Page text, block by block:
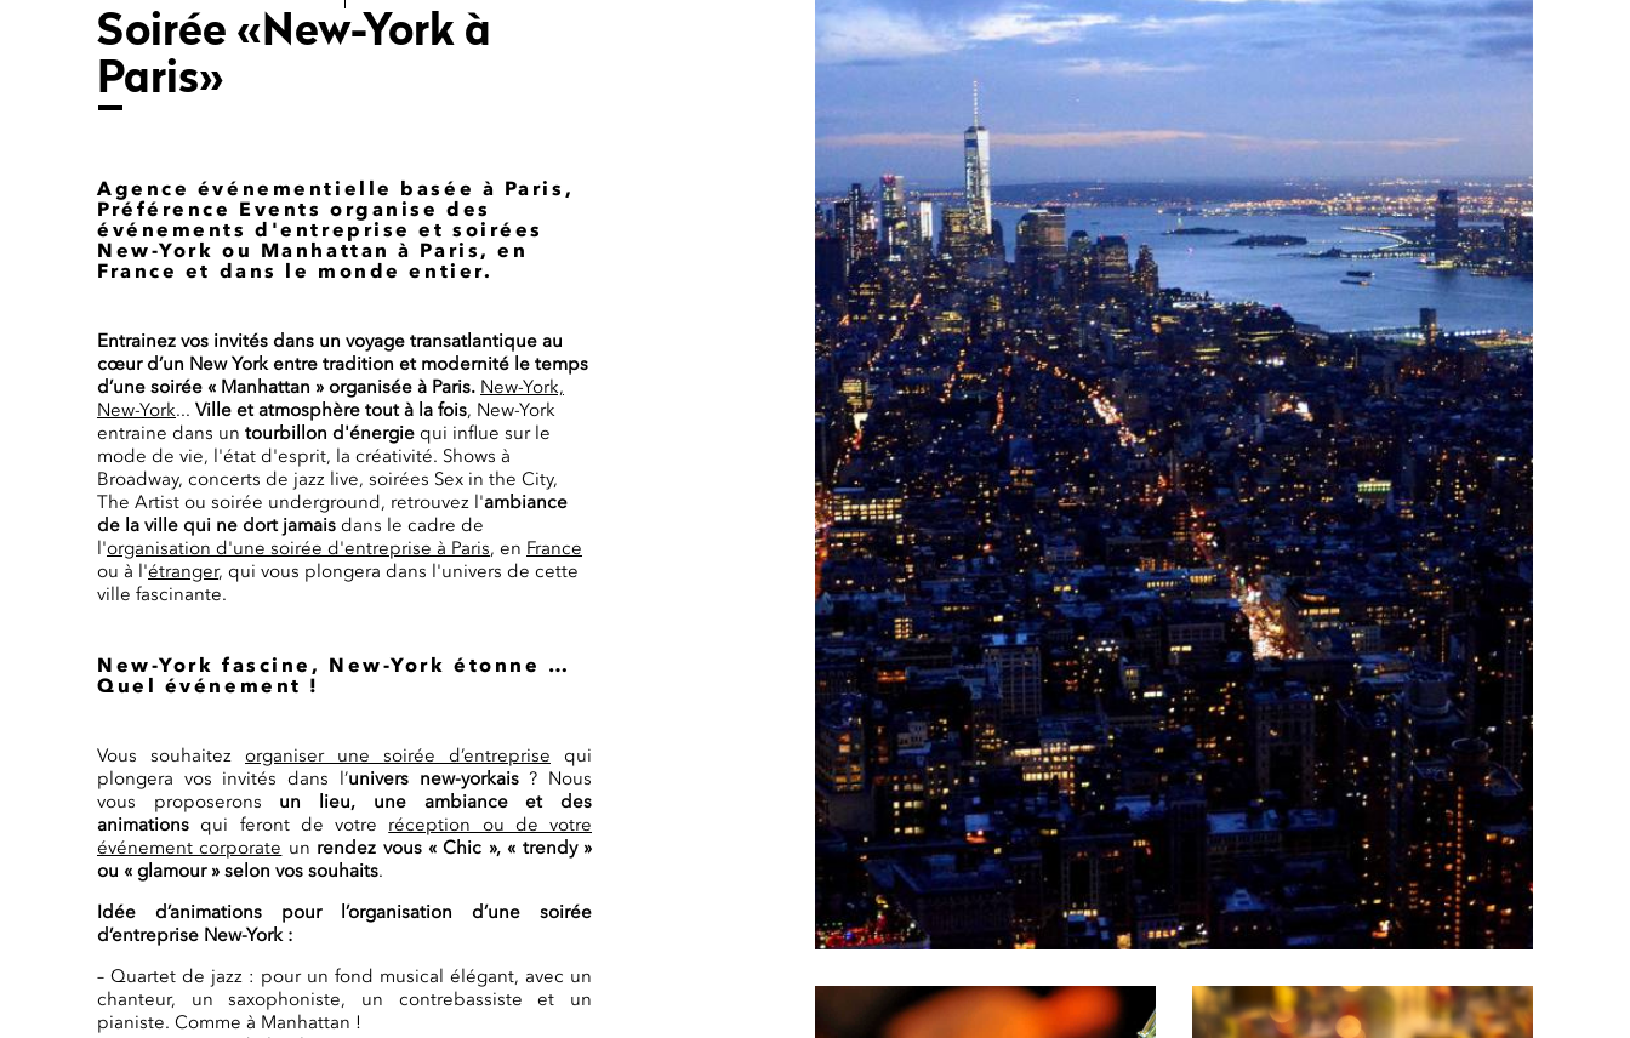
Soirée «New-York à
Paris»
Agence événementielle basée à Paris,
Préférence Events organise des
événements d'entreprise et soirées
New-York ou Manhattan à Paris, en
France et dans le monde entier.
Entrainez vos invités dans un voyage transatlantique au
cœur d’un New York entre tradition et modernité le temps
d’une soirée « Manhattan » organisée à Paris. New-York,
New-York... Ville et atmosphère tout à la fois, New-York
entraine dans un tourbillon d'énergie qui influe sur le
mode de vie, l'état d'esprit, la créativité. Shows à
Broadway, concerts de jazz live, soirées Sex in the City,
The Artist ou soirée underground, retrouvez l'ambiance
de la ville qui ne dort jamais dans le cadre de
l'organisation d'une soirée d'entreprise à Paris, en France
ou à l'étranger, qui vous plongera dans l'univers de cette
ville fascinante.
New-York fascine, New-York étonne …
Quel événement !
Vous souhaitez organiser une soirée d’entreprise qui
plongera vos invités dans l’univers new-yorkais? Nous
vous proposerons un lieu, une ambiance et des
animations qui feront de votre réception ou de votre
événement corporate un rendez vous « Chic », « trendy »
ou « glamour » selon vos souhaits.
Idée d’animations pour l’organisation d’une soirée
d’entreprise New-York :
– Quartet de jazz : pour un fond musical élégant, avec un
chanteur, un saxophoniste, un contrebassiste et un
pianiste. Comme à Manhattan !